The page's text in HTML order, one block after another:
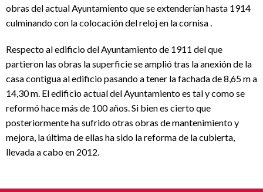
obras del actual Ayuntamiento que se extenderían hasta 1914
culminando con la colocación del reloj en la cornisa .
Respecto al edificio del Ayuntamiento de 1911 del que
partieron las obras la superficie se amplió tras la anexión de la
casa contigua al edificio pasando a tener la fachada de 8,65 m a
14,30 m. El edificio actual del Ayuntamiento es tal y como se
reformó hace más de 100 años. Si bien es cierto que
posteriormente ha sufrido otras obras de mantenimiento y
mejora, la última de ellas ha sido la reforma de la cubierta,
llevada a cabo en 2012.